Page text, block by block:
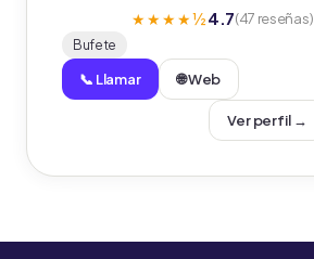
★★★★½4.7(47 reseñas)
Bufete
📞 Llamar 🌐 Web
Ver perfil →